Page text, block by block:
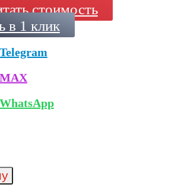
стоимость
в 1 клик
Telegram
MAX
WhatsApp